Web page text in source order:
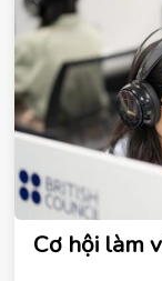
Cơ hội làm